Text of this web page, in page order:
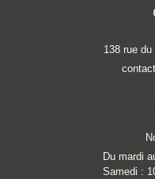
138 rue
Du mardi
Samedi :